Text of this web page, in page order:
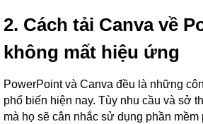
2. Cách tải Canva về
không mất hiệu ứng
PowerPoint và Canva đều là những
phổ biến hiện nay. Tùy nhu cầu và sở
mà họ sẽ cân nhắc sử dụng phần mềm